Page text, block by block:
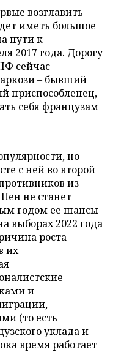
возглавить
иметь большое
пути к
2017 года. Дорогу
сейчас
– бывший
приспособленец,
себя французам
но
с ней во второй
из
не станет
годом ее шансы
выборах 2022 года
роста
их
и
(то есть
уклада и
время работает